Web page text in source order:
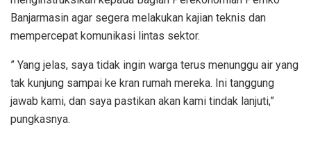
Banjarmasin agar segera melakukan kajian teknis dan
mempercepat komunikasi lintas sektor.
” Yang jelas, saya tidak ingin warga terus menunggu air yang
tak kunjung sampai ke kran rumah mereka. Ini tanggung
jawab kami, dan saya pastikan akan kami tindak lanjuti,”
pungkasnya.